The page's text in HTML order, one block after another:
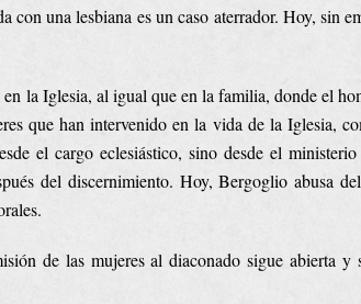
con una lesbiana es un caso aterrador. Hoy, sin
la Iglesia, al igual que en la familia, donde el
que han intervenido en la vida de la Iglesia,
el cargo eclesiástico, sino desde el
del discernimiento. Hoy, Bergoglio abusa
de las mujeres al diaconado sigue abierta y